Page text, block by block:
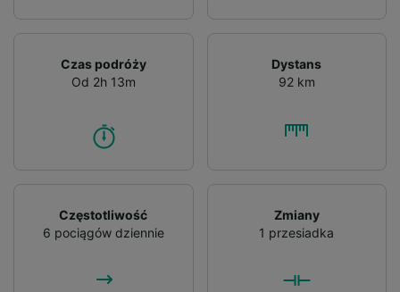
Czas podróży
Od 2h 13m
Dystans
92 km
Częstotliwość
6 pociągów dziennie
Zmiany
1 przesiadka